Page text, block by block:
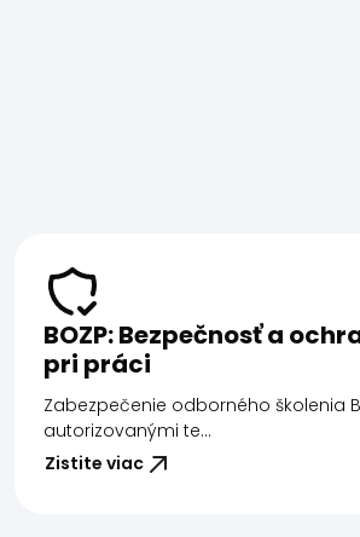
BOZP: Bezpečnosť a
pri práci
Zabezpečenie odborného školenia
autorizovanými te...
Zistite viac